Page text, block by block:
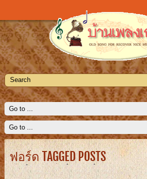
ฟอร์ด TAGGED POSTS